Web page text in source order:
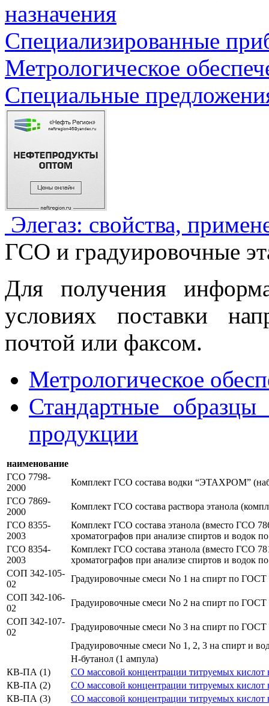
назначения
Специализированные
Метрологическое
Специальные
Элегаз: свойства,
ГСО и градуировочные
Для получения
условиях поставки
почтой или факсом.
Метрологическое
Стандартные
продукции
наименование
ГСО 7798-
2000
Комплект ГСО состава водки “ЭТАХРОМ”
ГСО 7869-
2000
Комплект ГСО состава раствора этанола
ГСО 8355-
2003
Комплект ГСО состава этанола (вместо ГСО
хроматографов при анализе спиртов и
ГСО 8354-
2003
Комплект ГСО состава этанола (вместо ГСО
хроматографов при анализе спиртов и
СОП 342-105-
02
Градуировочные смеси No 1 на спирт по ГОСТ
СОП 342-106-
02
Градуировочные смеси No 2 на спирт по ГОСТ
СОП 342-107-
02
Градуировочные смеси No 3 на спирт по ГОСТ
Градуировочные смеси No 1, 2, 3 на спирт и
Н-бутанол (1 ампула)
КВ-ПА (1)
СО массовой концентрации титруемых
КВ-ПА (2)
СО массовой концентрации титруемых
КВ-ПА (3)
СО массовой концентрации титруемых